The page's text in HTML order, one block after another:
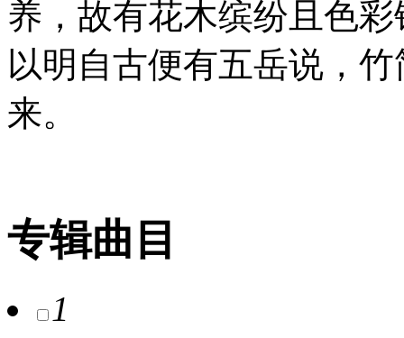
养，故有花木缤纷且色
以明自古便有五岳说，
来。
专辑曲目
1